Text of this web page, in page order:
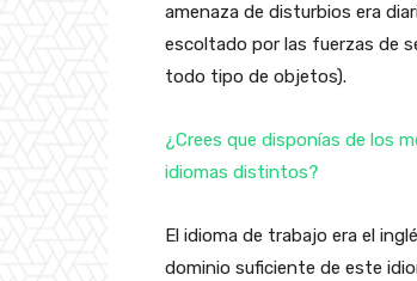
amenaza de disturbios era
escoltado por las fuerzas de
todo tipo de objetos).
¿Crees que disponías de los
idiomas distintos?
El idioma de trabajo era el
dominio suficiente de este